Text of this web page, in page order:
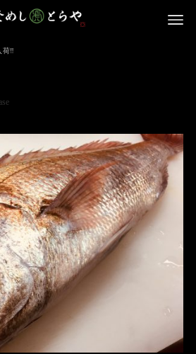
荷‼️